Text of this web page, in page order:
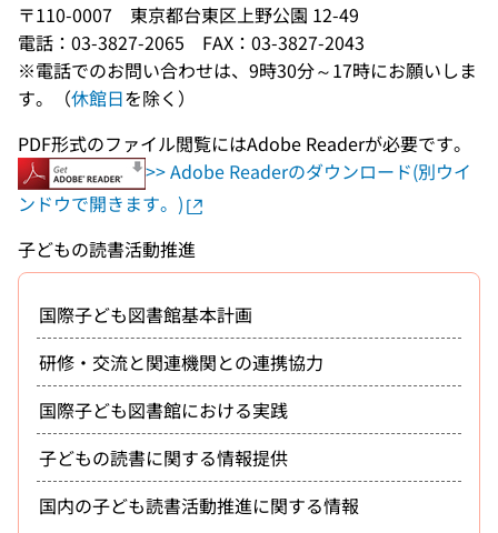
〒110-0007 東京都台東区上野公園 12-49
電話：03-3827-2065 FAX：03-3827-2043
※電話でのお問い合わせは、9時30分～17時にお願いしま
す。（休館日を除く）
PDF形式のファイル閲覧にはAdobe Readerが必要です。
>> Adobe Readerのダウンロード(別ウイ
ンドウで開きます。)
子どもの読書活動推進
国際子ども図書館基本計画
研修・交流と関連機関との連携協力
国際子ども図書館における実践
子どもの読書に関する情報提供
国内の子ども読書活動推進に関する情報